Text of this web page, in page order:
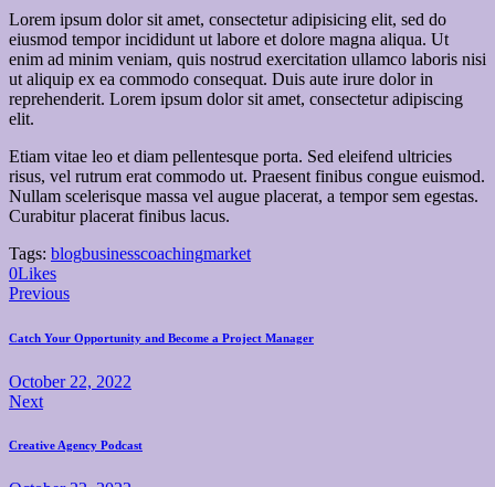
Lorem ipsum dolor sit amet, consectetur adipisicing elit, sed do
eiusmod tempor incididunt ut labore et dolore magna aliqua. Ut
enim ad minim veniam, quis nostrud exercitation ullamco laboris nisi
ut aliquip ex ea commodo consequat. Duis aute irure dolor in
reprehenderit. Lorem ipsum dolor sit amet, consectetur adipiscing
elit.
Etiam vitae leo et diam pellentesque porta. Sed eleifend ultricies
risus, vel rutrum erat commodo ut. Praesent finibus congue euismod.
Nullam scelerisque massa vel augue placerat, a tempor sem egestas.
Curabitur placerat finibus lacus.
Tags: blogbusinesscoachingmarket
0Likes
Post
navigation
Previous
Catch Your Opportunity and Become a Project Manager
October 22, 2022
Next
Creative Agency Podcast